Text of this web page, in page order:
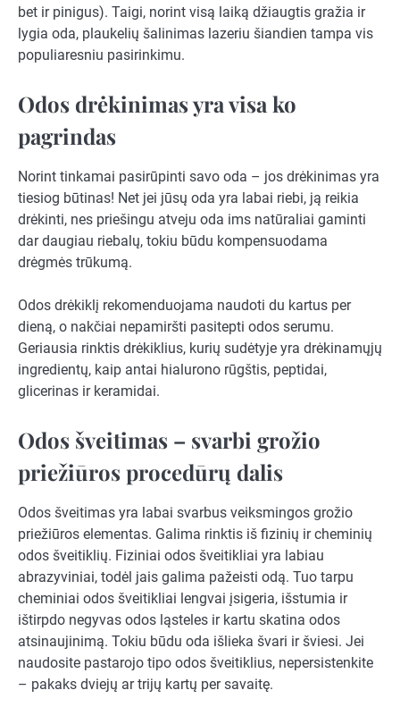
bet ir pinigus). Taigi, norint visą laiką džiaugtis gražia ir
lygia oda, plaukelių šalinimas lazeriu šiandien tampa vis
populiaresniu pasirinkimu.
Odos drėkinimas yra visa ko
pagrindas
Norint tinkamai pasirūpinti savo oda – jos drėkinimas yra
tiesiog būtinas! Net jei jūsų oda yra labai riebi, ją reikia
drėkinti, nes priešingu atveju oda ims natūraliai gaminti
dar daugiau riebalų, tokiu būdu kompensuodama
drėgmės trūkumą.
Odos drėkiklį rekomenduojama naudoti du kartus per
dieną, o nakčiai nepamiršti pasitepti odos serumu.
Geriausia rinktis drėkiklius, kurių sudėtyje yra drėkinamųjų
ingredientų, kaip antai hialurono rūgštis, peptidai,
glicerinas ir keramidai.
Odos šveitimas – svarbi grožio
priežiūros procedūrų dalis
Odos šveitimas yra labai svarbus veiksmingos grožio
priežiūros elementas. Galima rinktis iš fizinių ir cheminių
odos šveitiklių. Fiziniai odos šveitikliai yra labiau
abrazyviniai, todėl jais galima pažeisti odą. Tuo tarpu
cheminiai odos šveitikliai lengvai įsigeria, išstumia ir
ištirpdo negyvas odos ląsteles ir kartu skatina odos
atsinaujinimą. Tokiu būdu oda išlieka švari ir šviesi. Jei
naudosite pastarojo tipo odos šveitiklius, nepersistenkite
– pakaks dviejų ar trijų kartų per savaitę.